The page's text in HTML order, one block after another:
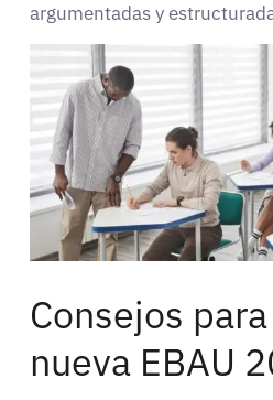
argumentadas y
Consejos
nueva EBAU